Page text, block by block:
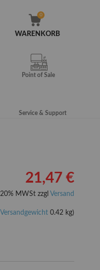
WARENKORB
Point of Sale
Service & Support
21,47 €
MWSt zzgl Versand
Versandgewicht 0.42 kg)